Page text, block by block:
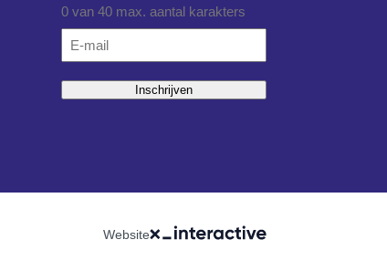
0 van 40 max. aantal karakters
Inschrijven
Website